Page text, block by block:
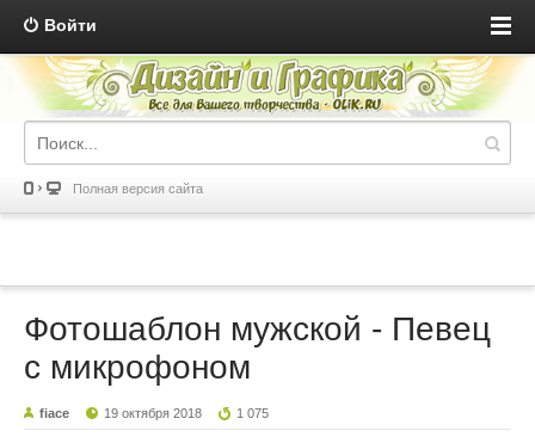
Войти
Полная версия сайта
Фотошаблон мужской - Певец
с микрофоном
fiace 19 октября 2018 1 075